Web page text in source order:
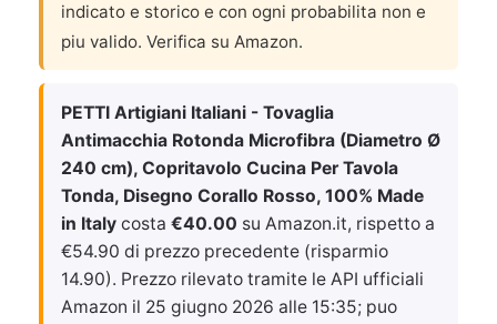
indicato e storico e con ogni probabilita non e
piu valido. Verifica su Amazon.
PETTI Artigiani Italiani - Tovaglia
Antimacchia Rotonda Microfibra (Diametro Ø
240 cm), Copritavolo Cucina Per Tavola
Tonda, Disegno Corallo Rosso, 100% Made
in Italy costa €40.00 su Amazon.it, rispetto a
€54.90 di prezzo precedente (risparmio
14.90). Prezzo rilevato tramite le API ufficiali
Amazon il 25 giugno 2026 alle 15:35; puo